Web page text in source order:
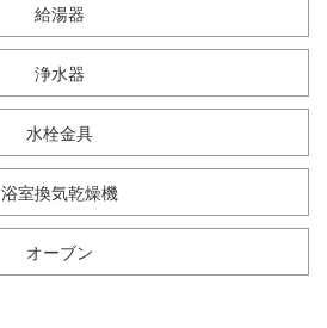
給湯器
浄水器
水栓金具
浴室換気乾燥機
オーブン